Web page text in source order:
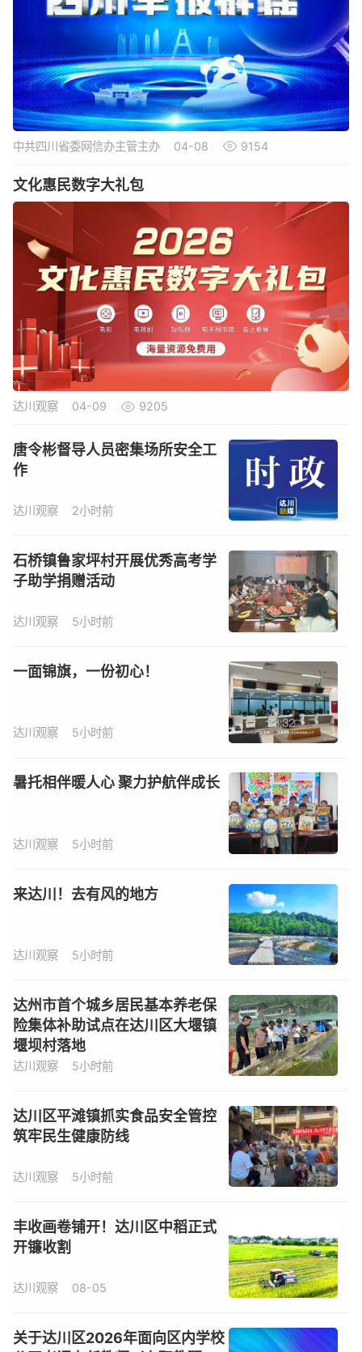
中共四川省委网信办主管主办 04-08 9154
文化惠民数字大礼包
达川观察 04-09 9205
唐令彬督导人员密集场所安全工
作
达川观察 2小时前
石桥镇鲁家坪村开展优秀高考学
子助学捐赠活动
达川观察 5小时前
一面锦旗，一份初心！
达川观察 5小时前
暑托相伴暖人心 聚力护航伴成长
达川观察 5小时前
来达川！去有风的地方
达川观察 5小时前
达州市首个城乡居民基本养老保
险集体补助试点在达川区大堰镇
堰坝村落地
达川观察 5小时前
达川区平滩镇抓实食品安全管控
筑牢民生健康防线
达川观察 5小时前
丰收画卷铺开！达川区中稻正式
开镰收割
达川观察 08-05
关于达川区2026年面向区内学校